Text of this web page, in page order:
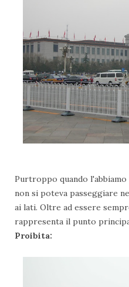
Purtroppo quando
non si poteva passeggiare
ai lati. Oltre ad essere
rappresenta il punto
Proibita: